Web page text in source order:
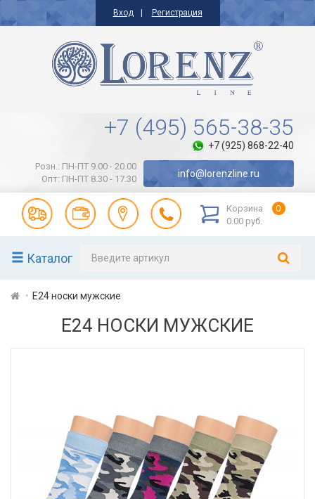
Вход Регистрация
+7 (495) 565-38-35
+7 (925) 868-22-40
Розн.: ПН-ПТ 9.00 - 20.00
Опт: ПН-ПТ 8.30 - 17.30
info@lorenzline.ru
Корзина
0
0.00 руб.
Каталог
Е24 носки мужские
Е24 НОСКИ МУЖСКИЕ